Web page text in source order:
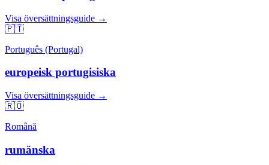
Visa översättningsguide →
🇵🇹
Português (Portugal)
europeisk portugisiska
Visa översättningsguide →
🇷🇴
Română
rumänska